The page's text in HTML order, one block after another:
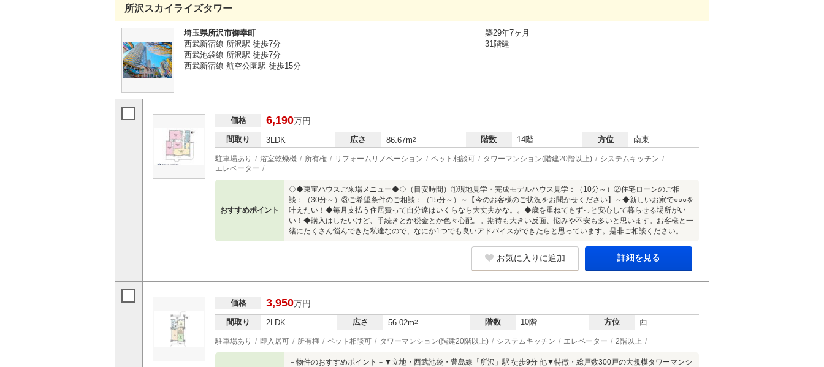
所沢スカイライズタワー
埼玉県所沢市御幸町
西武新宿線 所沢駅 徒歩7分
西武池袋線 所沢駅 徒歩7分
西武新宿線 航空公園駅 徒歩15分
築29年7ヶ月
31階建
価格 6,190万円
間取り 3LDK 広さ 86.67m2 階数 14階 方位 南東
駐車場あり 浴室乾燥機 所有権 リフォームリノベーション ペット相談可 タワーマンション(階建20階以上)
システムキッチン
エレベーター
おすすめポイント
◇◆東宝ハウスご来場メニュー◆◇（目安時間）①現地見学・完成モデルハウス見学：（10分～）②住宅ローンのご相
談：（30分～）③ご希望条件のご相談：（15分～）～【今のお客様のご状況をお聞かせください】～◆新しいお家で○○○を
叶えたい！◆毎月支払う住居費って自分達はいくらなら大丈夫かな。。◆歳を重ねてもずっと安心して暮らせる場所がい
い！◆購入はしたいけど、手続きとか税金とか色々心配。。期待も大きい反面、悩みや不安も多いと思います。お客様と一
緒にたくさん悩んできた私達なので、なにか1つでも良いアドバイスができたらと思っています。是非ご相談ください。
お気に入りに追加 詳細を見る
価格 3,950万円
間取り 2LDK 広さ 56.02m2 階数 10階 方位 西
駐車場あり 即入居可 所有権 ペット相談可 タワーマンション(階建20階以上) システムキッチン エレベーター 2階以上
－物件のおすすめポイント－▼立地・西武池袋・豊島線「所沢」駅 徒歩9分 他▼特徴・総戸数300戸の大規模タワーマンシ